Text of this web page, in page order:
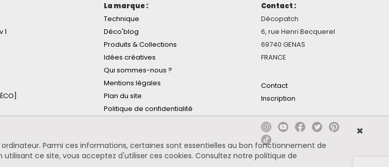
1
La marque :
Technique
Déco'blog
Produits & Collections
Idées créatives
Qui sommes-nous ?
Mentions légales
Plan du site
Politique de confidentialité
Contact :
Décopatch
6, rue Henri Becquerel
69740 GENAS
FRANCE
Contact
Inscription
Parmi ces informations, certaines sont essentielles au bon fonctionnement de
ce site, vous acceptez d'utiliser ces cookies. Consultez notre politique de